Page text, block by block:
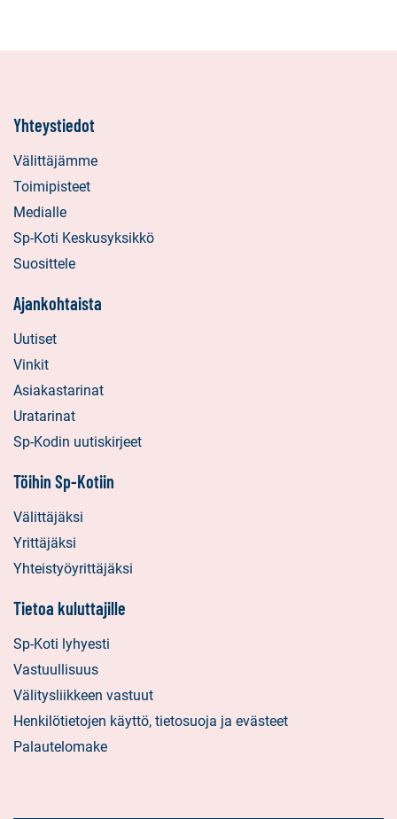
Yhteystiedot
Välittäjämme
Toimipisteet
Medialle
Sp-Koti Keskusyksikkö
Suosittele
Ajankohtaista
Uutiset
Vinkit
Asiakastarinat
Uratarinat
Sp-Kodin uutiskirjeet
Töihin Sp-Kotiin
Välittäjäksi
Yrittäjäksi
Yhteistyöyrittäjäksi
Tietoa kuluttajille
Sp-Koti lyhyesti
Vastuullisuus
Välitysliikkeen vastuut
Henkilötietojen käyttö, tietosuoja ja evästeet
Palautelomake